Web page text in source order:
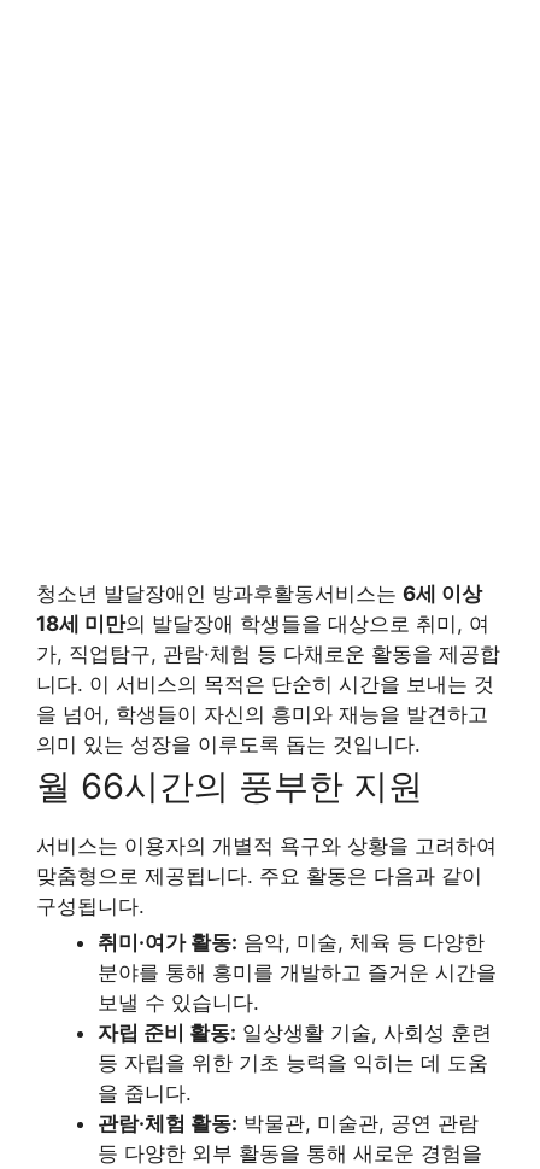
청소년 발달장애인 방과후활동서비스는 6세 이상
18세 미만의 발달장애 학생들을 대상으로 취미, 여
가, 직업탐구, 관람·체험 등 다채로운 활동을 제공합
니다. 이 서비스의 목적은 단순히 시간을 보내는 것
을 넘어, 학생들이 자신의 흥미와 재능을 발견하고
의미 있는 성장을 이루도록 돕는 것입니다.
월 66시간의 풍부한 지원
서비스는 이용자의 개별적 욕구와 상황을 고려하여
맞춤형으로 제공됩니다. 주요 활동은 다음과 같이
구성됩니다.
취미·여가 활동: 음악, 미술, 체육 등 다양한
분야를 통해 흥미를 개발하고 즐거운 시간을
보낼 수 있습니다.
자립 준비 활동: 일상생활 기술, 사회성 훈련
등 자립을 위한 기초 능력을 익히는 데 도움
을 줍니다.
관람·체험 활동: 박물관, 미술관, 공연 관람
등 다양한 외부 활동을 통해 새로운 경험을